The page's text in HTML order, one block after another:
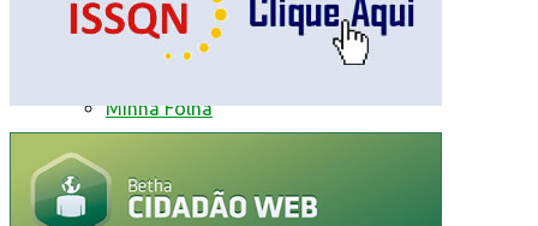
Livro Eletrônico
Minha Folha
Nota Fiscal Eletrônica